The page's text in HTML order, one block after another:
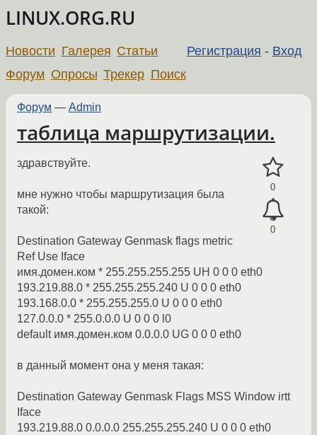
LINUX.ORG.RU
Регистрация - Вход
Новости Галерея Статьи
Форум Опросы Трекер Поиск
Форум — Admin
таблица маршрутизации.
0
0
здравствуйте.
мне нужно чтобы маршрутизация была
такой:
Destination Gateway Genmask flags metric
Ref Use Iface
имя.домен.ком * 255.255.255.255 UH 0 0 0 eth0
193.219.88.0 * 255.255.255.240 U 0 0 0 eth0
193.168.0.0 * 255.255.255.0 U 0 0 0 eth0
127.0.0.0 * 255.0.0.0 U 0 0 0 l0
default имя.домен.ком 0.0.0.0 UG 0 0 0 eth0
в данный момент она у меня такая:
Destination Gateway Genmask Flags MSS Window irtt
Iface
193.219.88.0 0.0.0.0 255.255.255.240 U 0 0 0 eth0